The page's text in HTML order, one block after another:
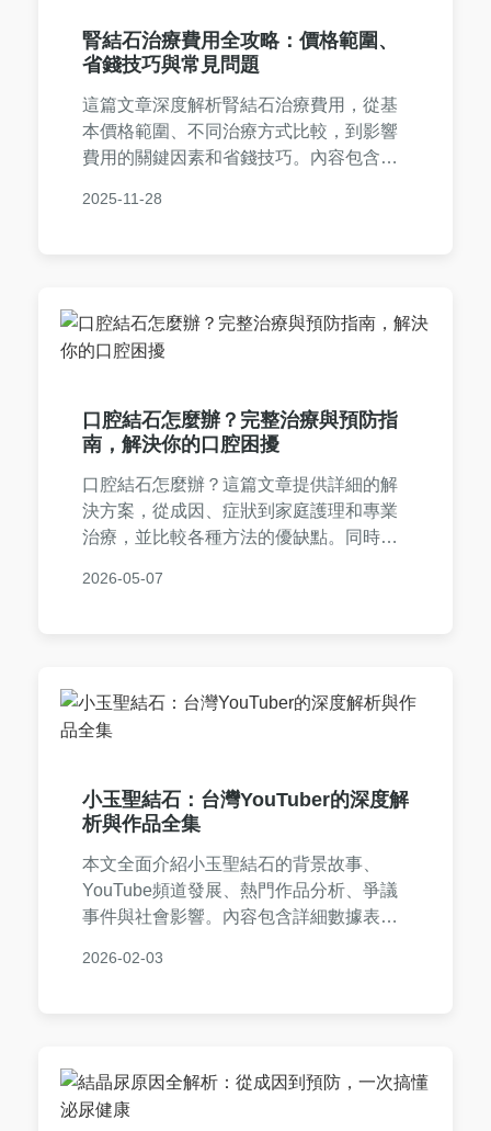
腎結石治療費用全攻略：價格範圍、
省錢技巧與常見問題
這篇文章深度解析腎結石治療費用，從基
本價格範圍、不同治療方式比較，到影響
費用的關鍵因素和省錢技巧。內容包含實
石治療費用，做出明智決策。適合正在尋
2025-11-28
口腔結石怎麼辦？完整治療與預防指
南，解決你的口腔困擾
口腔結石怎麼辦？這篇文章提供詳細的解
決方案，從成因、症狀到家庭護理和專業
治療，並比較各種方法的優缺點。同時分
口腔結石問題，維持口腔健康。內容基於
2026-05-07
小玉聖結石：台灣YouTuber的深度解
析與作品全集
本文全面介紹小玉聖結石的背景故事、
YouTube頻道發展、熱門作品分析、爭議
事件與社會影響。內容包含詳細數據表
幫助讀者深入了解這位台灣網紅的方方面
2026-02-03